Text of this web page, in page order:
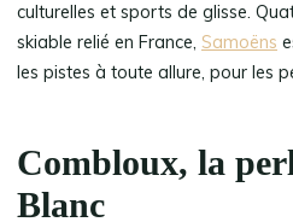
culturelles et sports de glisse.
skiable relié en France, Samoëns
les pistes à toute allure, pour les
Combloux, la
Blanc